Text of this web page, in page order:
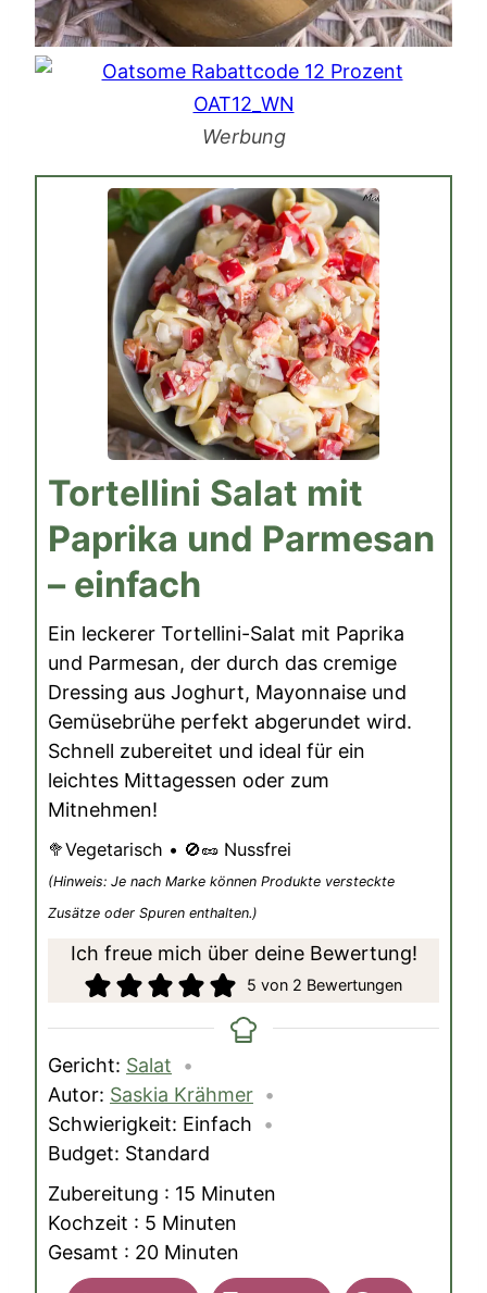
Werbung
Tortellini Salat mit
Paprika und Parmesan
– einfach
Ein leckerer Tortellini-Salat mit Paprika
und Parmesan, der durch das cremige
Dressing aus Joghurt, Mayonnaise und
Gemüsebrühe perfekt abgerundet wird.
Schnell zubereitet und ideal für ein
leichtes Mittagessen oder zum
Mitnehmen!
🥦Vegetarisch • 🚫🥜 Nussfrei
(Hinweis: Je nach Marke können Produkte versteckte
Zusätze oder Spuren enthalten.)
Ich freue mich über deine Bewertung!
5 von 2 Bewertungen
Gericht: Salat
Autor: Saskia Krähmer
Schwierigkeit: Einfach
Budget: Standard
Zubereitung : 15 Minuten
Minuten
Kochzeit : 5 Minuten
Minuten
Gesamt : 20Minuten
Minuten